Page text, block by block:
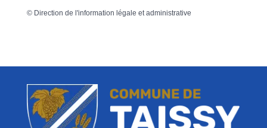
© Direction de l'information légale et administrative